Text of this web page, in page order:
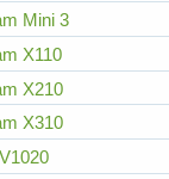
Mini 3
X110
X210
X310